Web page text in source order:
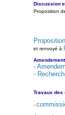
Discussion
Proposition
et renvoyé à
-
-
Travaux des
-